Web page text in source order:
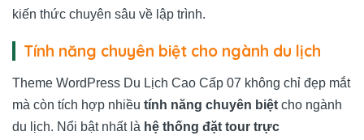
kiến thức chuyên sâu về lập trình.
Tính năng chuyên biệt cho ngành du lịch
Theme WordPress Du Lịch Cao Cấp 07 không chỉ đẹp mắt
mà còn tích hợp nhiều tính năng chuyên biệt cho ngành
du lịch. Nổi bật nhất là hệ thống đặt tour trực